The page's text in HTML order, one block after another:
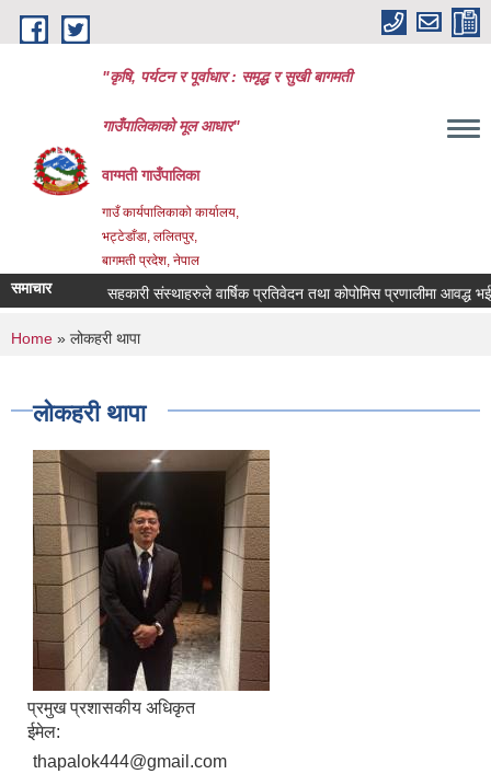
Skip to main content
"कृषि, पर्यटन र पूर्वाधार : समृद्ध र सुखी बागमती
गाउँपालिकाको मूल आधार"
वाग्मती गाउँपालिका
गाउँ कार्यपालिकाको कार्यालय,
भट्टेडाँडा, ललितपुर,
बागमती प्रदेश, नेपाल
समाचार सहकारी संस्थाहरुले वार्षिक प्रतिवेदन तथा कोपोमिस प्रणालीमा आवद्ध भई
You are here
Home » लोकहरी थापा
लोकहरी थापा
प्रमुख प्रशासकीय अधिकृत
ईमेल:
thapalok444@gmail.com